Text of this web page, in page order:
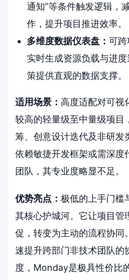
通知”等条件触发逻辑，
作，提升项目推进效率。
多维度数据仪表盘： 可跨
实时生成资源负载与进
策提供直观的数据支撑。
适用场景：高度适配对可视
较高的轻量级至中量级项目
筹、创意设计迭代及非研发
依赖敏捷开发框架或需深度
团队，其专业度略显不足。
优势亮点：极低的上手门槛
其核心护城河。它让项目管
促，转变为主动的流程协同
速提升跨部门非技术团队的
度，Monday是极具性价比